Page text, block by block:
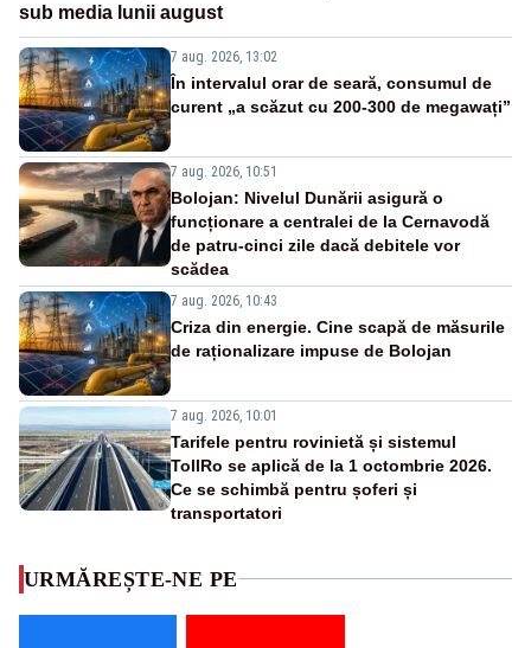
sub media lunii august
7 aug. 2026, 13:02
În intervalul orar de seară, consumul de
curent „a scăzut cu 200-300 de megawați”
7 aug. 2026, 10:51
Bolojan: Nivelul Dunării asigură o
funcționare a centralei de la Cernavodă
de patru-cinci zile dacă debitele vor
scădea
7 aug. 2026, 10:43
Criza din energie. Cine scapă de măsurile
de raționalizare impuse de Bolojan
7 aug. 2026, 10:01
Tarifele pentru rovinietă și sistemul
TollRo se aplică de la 1 octombrie 2026.
Ce se schimbă pentru șoferi și
transportatori
URMĂREȘTE-NE PE